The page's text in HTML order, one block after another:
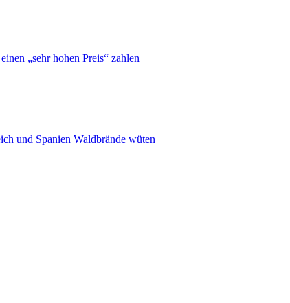
„sehr hohen Preis“ zahlen
und Spanien Waldbrände wüten